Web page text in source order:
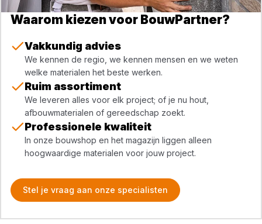
Waarom kiezen voor BouwPartner?
Vakkundig advies
We kennen de regio, we kennen mensen en we weten
welke materialen het beste werken.
Ruim assortiment
We leveren alles voor elk project; of je nu hout,
afbouwmaterialen of gereedschap zoekt.
Professionele kwaliteit
In onze bouwshop en het magazijn liggen alleen
hoogwaardige materialen voor jouw project.
Stel je vraag aan onze specialisten